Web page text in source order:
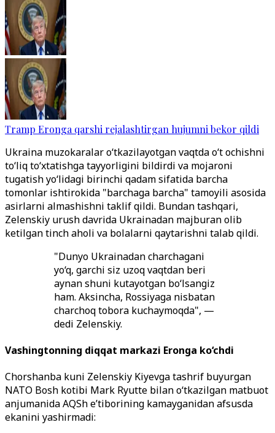
Tramp Eronga qarshi rejalashtirgan hujumni bekor qildi
Ukraina muzokaralar o‘tkazilayotgan vaqtda o‘t ochishni
to‘liq to‘xtatishga tayyorligini bildirdi va mojaroni
tugatish yo‘lidagi birinchi qadam sifatida barcha
tomonlar ishtirokida "barchaga barcha" tamoyili asosida
asirlarni almashishni taklif qildi. Bundan tashqari,
Zelenskiy urush davrida Ukrainadan majburan olib
ketilgan tinch aholi va bolalarni qaytarishni talab qildi.
"Dunyo Ukrainadan charchagani
yo‘q, garchi siz uzoq vaqtdan beri
aynan shuni kutayotgan bo‘lsangiz
ham. Aksincha, Rossiyaga nisbatan
charchoq tobora kuchaymoqda", —
dedi Zelenskiy.
Vashingtonning diqqat markazi Eronga ko‘chdi
Chorshanba kuni Zelenskiy Kiyevga tashrif buyurgan
NATO Bosh kotibi Mark Ryutte bilan o‘tkazilgan matbuot
anjumanida AQSh e’tiborining kamayganidan afsusda
ekanini yashirmadi: